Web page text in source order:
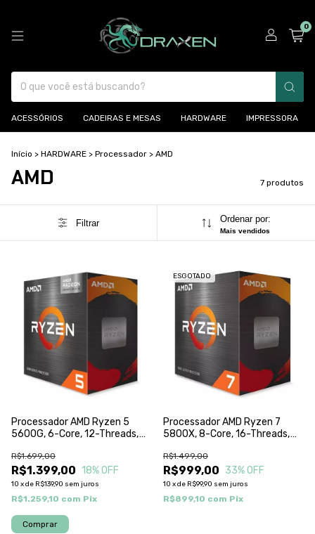
0
ACESSÓRIOS CADEIRAS E MESAS HARDWARE IMPRESSORA
Início > HARDWARE > Processador > AMD
AMD 7 produtos
Filtrar Ordenar por:
Mais vendidos
Processador AMD Ryzen 5
5600G, 6-Core, 12-Threads,
19Mb, AM4, 100-
100000252BOX
R$1.399,00
R$1.699,00
18% OFF
10 xde R$139,90 sem juros
R$1.259,10 com Pix
ESGOTADO
Processador AMD Ryzen 7
5800X, 8-Core, 16-Threads,
36Mb, AM4, 100-
100000063WOF
R$999,00
R$1.499,00
33% OFF
10 xde R$99,90 sem juros
R$899,10 com Pix